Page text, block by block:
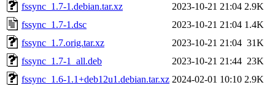
fssync_1.7-1.debian.tar.xz
2023-10-21 21:04 2.9K
fssync_1.7-1.dsc
2023-10-21 21:04 1.4K
fssync_1.7.orig.tar.xz
2023-10-21 21:04 31K
fssync_1.7-1_all.deb
2023-10-21 21:44 23K
fssync_1.6-1.1+deb12u1.debian.tar.xz 2024-02-01 10:10 2.9K